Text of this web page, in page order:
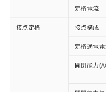
定格電流
接点定格 接点構成
定格通電
開閉能力
対応済み：EU
非含有に対応した
対応予定：EU